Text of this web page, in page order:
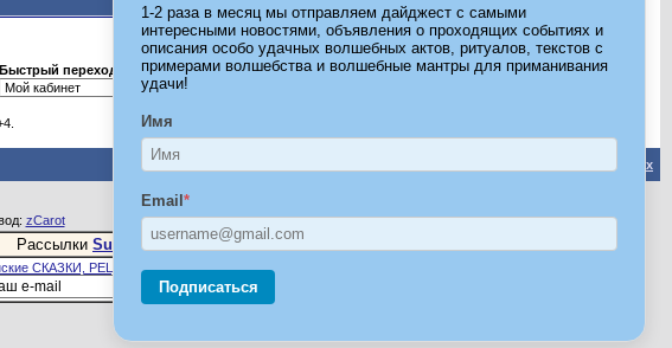
1-2 раза в месяц мы отправляем дайджест с самыми
интересными новостями, объявления о проходящих событиях и
описания особо удачных волшебных актов, ритуалов, текстов с
примерами волшебства и волшебные мантры для приманивания
удачи!
Имя
Email *
Подписаться
Страница 1 из 10 1 2 3 > Последняя »
Быстрый переход
Вверх
zCarot
Рассылки Subscribe.Ru
СКАЗКИ, РЕЦЕПТЫ И ШТУЧКИ ДЛЯ ВСЕХ